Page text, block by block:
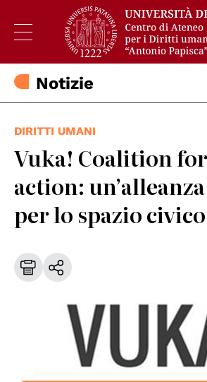
Notizie
DIRITTI UMANI
Vuka! Coalition
action:
per lo spazio civico